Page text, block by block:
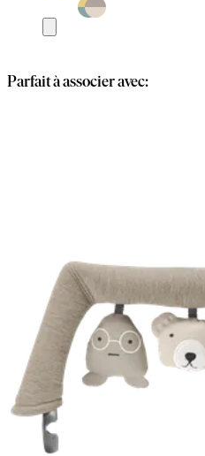
au
Parfait à associer avec: